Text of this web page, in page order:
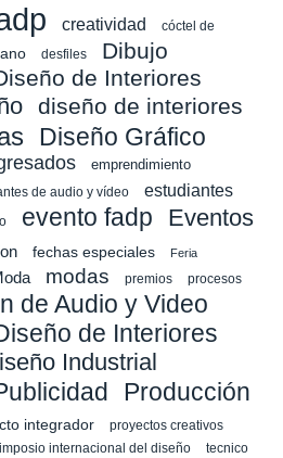
creatividad
cóctel de
desfiles
Dibujo
de Interiores
diseño de interiores
Diseño Gráfico
emprendimiento
de audio y vídeo
estudiantes
evento fadp
Eventos
fechas especiales Feria
modas premios procesos
de Audio y Video
de Interiores
Industrial
Producción
integrador proyectos creativos
internacional del diseño
tecnico